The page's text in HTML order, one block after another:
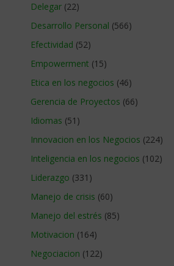
Delegar (22)
Desarrollo Personal (566)
Efectividad (52)
Empowerment (15)
Etica en los negocios (46)
Gerencia de Proyectos (66)
Idiomas (51)
Innovacion en los Negocios (224)
Inteligencia en los negocios (102)
Liderazgo (331)
Manejo de crisis (60)
Manejo del estrés (85)
Motivacion (164)
Negociacion (122)